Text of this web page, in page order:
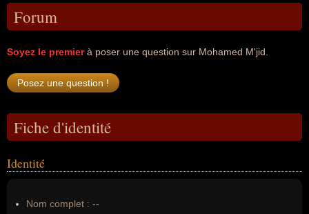
Forum
Soyez le premierà poser une question sur Mohamed M'jid.
Fiche d'identité
Identité
Nom complet : --